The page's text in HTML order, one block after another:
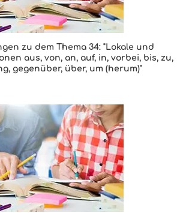
zu dem Thema 34: "Lokale und
aus, von, an, auf, in, vorbei, bis, zu,
gegenüber, über, um (herum)"